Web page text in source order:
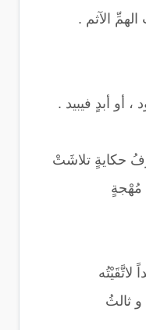
الآثم .
، أو أبدٍ فيبيد .
حكايةٍ تلاشَتْ
مُهْجةٍ
لاتَّقَيْتُه
ثالثُ